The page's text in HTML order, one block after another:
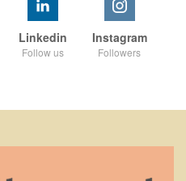
Instagram
Followers
Linkedin
Follow us